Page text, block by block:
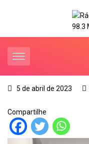
5 de abril de 2023
Compartilhe